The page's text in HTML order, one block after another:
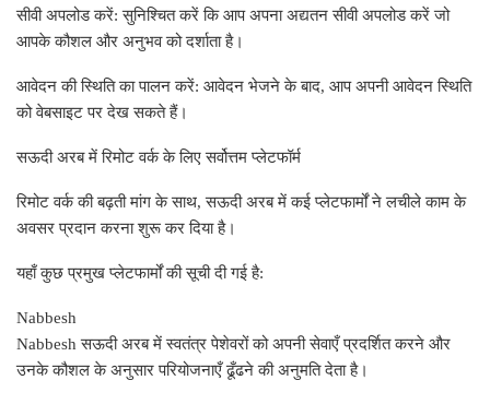
सीवी अपलोड करें: सुनिश्चित करें कि आप अपना अद्यतन सीवी अपलोड करें जो
आपके कौशल और अनुभव को दर्शाता है।
आवेदन की स्थिति का पालन करें: आवेदन भेजने के बाद, आप अपनी आवेदन स्थिति
को वेबसाइट पर देख सकते हैं।
सऊदी अरब में रिमोट वर्क के लिए सर्वोत्तम प्लेटफॉर्म
रिमोट वर्क की बढ़ती मांग के साथ, सऊदी अरब में कई प्लेटफार्मों ने लचीले काम के
अवसर प्रदान करना शुरू कर दिया है।
यहाँ कुछ प्रमुख प्लेटफार्मों की सूची दी गई है:
Nabbesh
Nabbesh सऊदी अरब में स्वतंत्र पेशेवरों को अपनी सेवाएँ प्रदर्शित करने और
उनके कौशल के अनुसार परियोजनाएँ ढूँढने की अनुमति देता है।